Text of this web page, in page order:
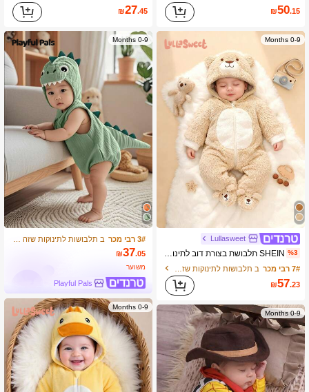
₪50.15
0-9 Months
Lullasweet
%3 SHEIN תלבושת בצורת דוב לתינוק, כוללת כובע דוב חמוד בצורת תלת מימד, סרבל עם קפוצ'ון אוזני דוב ושרוולים ארוכים ומכנסיים
7# רבי מכר
₪57.23
0-9 Months
₪27.45
0-9 Months
3# רבי מכר
₪37.05
משוער
Playful Pals
0-9 Months